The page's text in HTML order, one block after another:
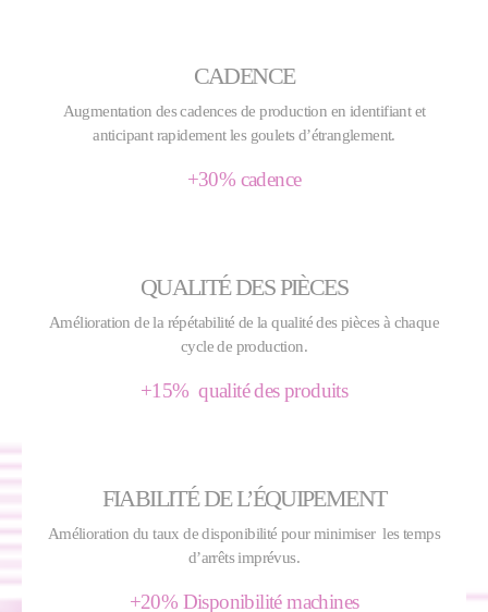
CADENCE
Augmentation des cadences de production en identifiant et
anticipant rapidement les goulets d’étranglement.
+30% cadence
QUALITÉ DES PIÈCES
Amélioration de la répétabilité de la qualité des pièces à chaque
cycle de production.
+15% qualité des produits
FIABILITÉ DE L’ÉQUIPEMENT
Amélioration du taux de disponibilité pour minimiser les temps
d’arrêts imprévus.
+20% Disponibilité machines